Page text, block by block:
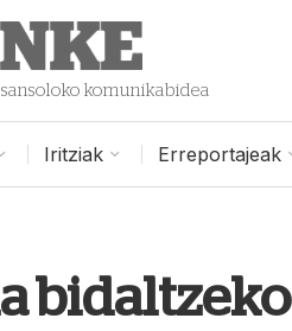
komunikabidea
Iritziak Erreportajeak
bidaltzeko